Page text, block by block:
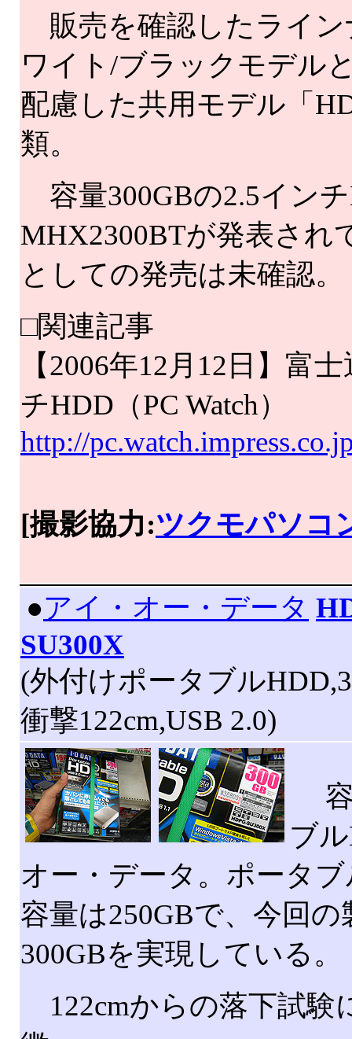
販売を確認したライ
ワイト/ブラックモデル
配慮した共用モデル「
類。
容量300GBの2.5イン
MHX2300BTが発表され
としての発売は未確認。
□関連記事
【2006年12月12日】富
チHDD（PC Watch）
http://
[撮影協力:ツクモパソコ
●アイ・オー・データ
SU300X
(外付けポータブル
衝撃122cm,USB 2.0)
容
ブ
オー・データ。ポータ
容量は250GBで、今回
300GBを実現している。
122cmからの落下試験